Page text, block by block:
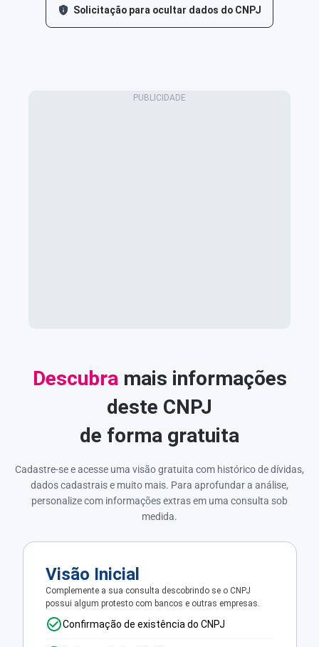
Solicitação para ocultar dados do CNPJ
Descubra mais informações
deste CNPJ
de forma gratuita
Cadastre-se e acesse uma visão gratuita com histórico de dívidas,
dados cadastrais e muito mais. Para aprofundar a análise,
personalize com informações extras em uma consulta sob
medida.
Visão Inicial
Complemente a sua consulta descobrindo se o CNPJ
possui algum protesto com bancos e outras empresas.
Confirmação de existência do CNPJ